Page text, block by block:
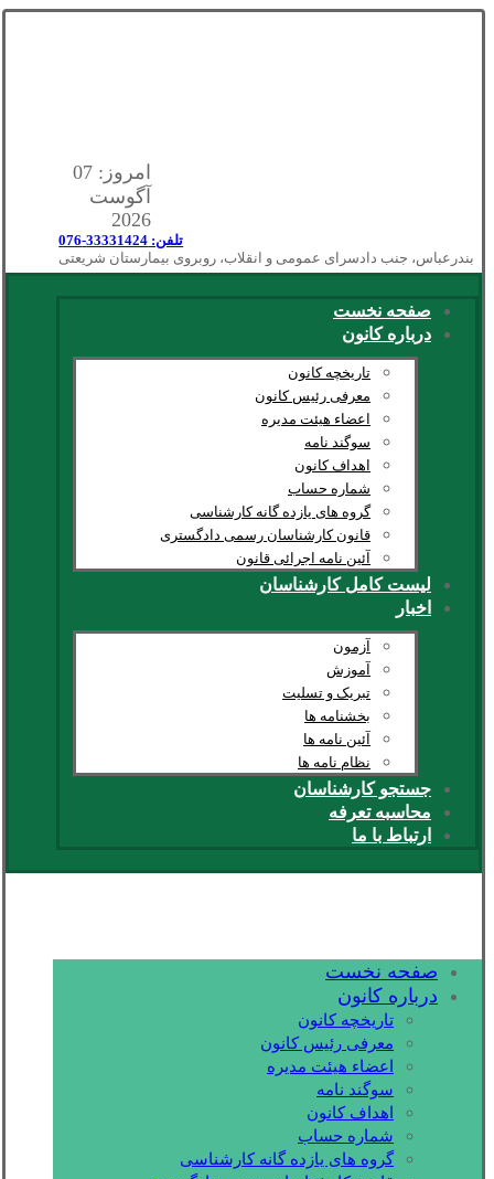
امروز: 07
آگوست
2026
تلفن: 33331424-076
بندرعباس، جنب دادسرای عمومی و انقلاب، روبروی بیمارستان شریعتی
صفحه نخست
درباره کانون
تاریخچه کانون
معرفی رئیس کانون
اعضاء هیئت مدیره
سوگند نامه
اهداف کانون
شماره حساب
گروه های یازده گانه کارشناسی
قانون کارشناسان رسمی دادگستری
آئین نامه اجرائی قانون
لیست کامل کارشناسان
اخبار
آزمون
آموزش
تبریک و تسلیت
بخشنامه ها
آئین نامه ها
نظام نامه ها
جستجو کارشناسان
محاسبه تعرفه
ارتباط با ما
صفحه نخست
درباره کانون
تاریخچه کانون
معرفی رئیس کانون
اعضاء هیئت مدیره
سوگند نامه
اهداف کانون
شماره حساب
گروه های یازده گانه کارشناسی